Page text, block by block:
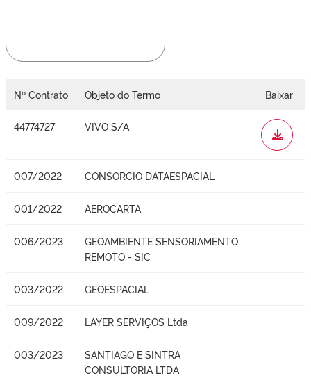
Nº Contrato Objeto do Termo Baixar
44774727 VIVO S/A
WORD
007/2022 CONSORCIO DATAESPACIAL
001/2022 AEROCARTA
006/2023
GEOAMBIENTE SENSORIAMENTO
REMOTO - SIC
003/2022 GEOESPACIAL
009/2022 LAYER SERVIÇOS Ltda
003/2023
SANTIAGO E SINTRA
CONSULTORIA LTDA